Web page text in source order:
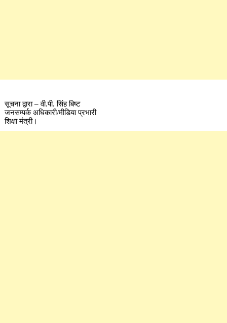
सूचना द्वारा – वी.पी. सिंह बिष्ट
जनसम्पर्क अधिकारी/मीडिया प्रभारी
शिक्षा मंत्री।